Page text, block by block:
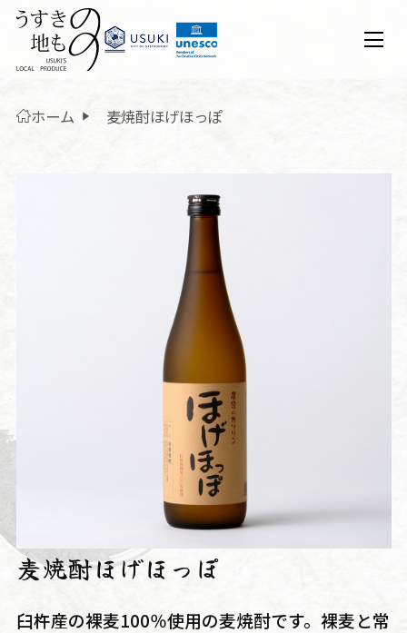
ホーム 麦焼酎ほげほっぽ
麦焼酎ほげほっぽ
臼杵産の裸麦100％使用の麦焼酎です。裸麦と常